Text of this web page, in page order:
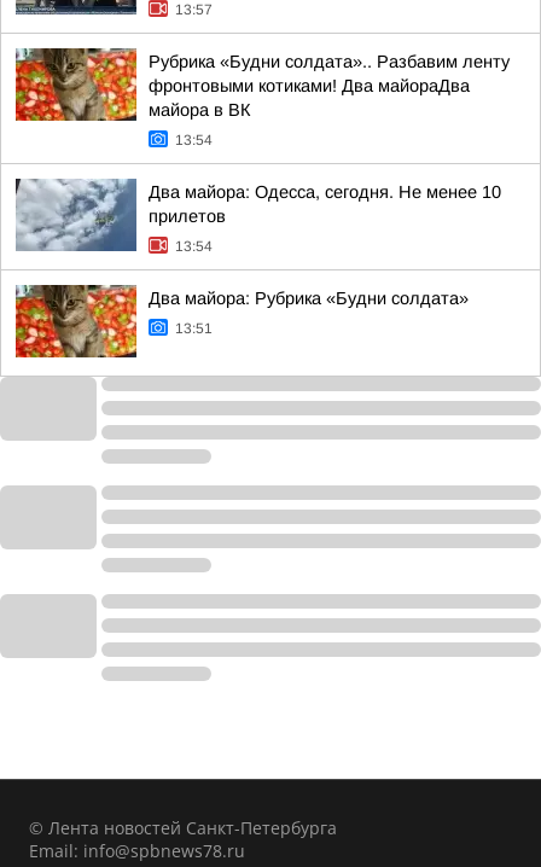
13:57
Рубрика «Будни солдата».. Разбавим ленту
фронтовыми котиками! Два майораДва
майора в ВК
13:54
Два майора: Одесса, сегодня. Не менее 10
прилетов
13:54
Два майора: Рубрика «Будни солдата»
13:51
© Лента новостей Санкт-Петербурга
Email: info@spbnews78.ru